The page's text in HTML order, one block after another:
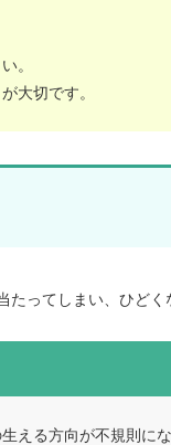
。
大切です。
ってしまい、ひど
える方向が不規則に